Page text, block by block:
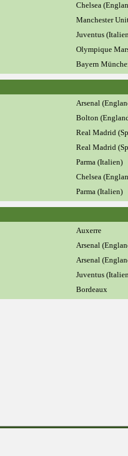
Chelsea
Manchester
Juventus
Olympique
Bayern
Arsenal
Bolton
Real Madrid
Real Madrid
Parma (Italien)
Chelsea
Parma (Italien)
Auxerre
Arsenal
Arsenal
Juventus
Bordeaux